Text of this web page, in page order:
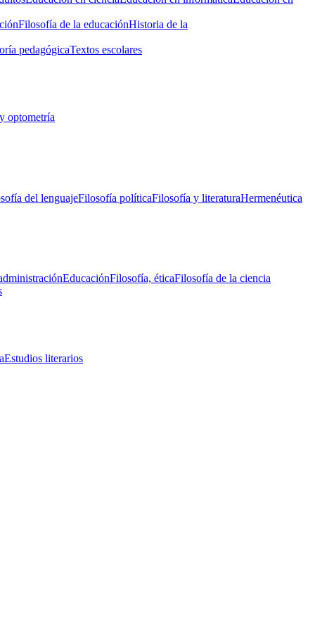
Filosofía de la educaciónHistoria de la
pedagógicaTextos escolares
optometría
del lenguajeFilosofía políticaFilosofía y literaturaHermenéutica
EducaciónFilosofía, éticaFilosofía de la ciencia
Estudios literarios